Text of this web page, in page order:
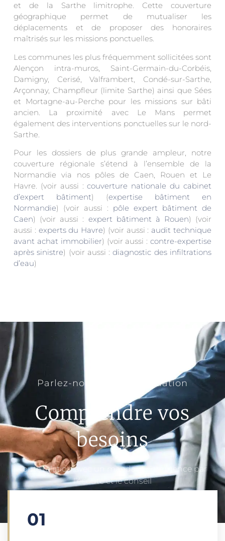
et de la Sarthe limitrophe. Cette couverture
géographique permet de mutualiser les
déplacements et de proposer des honoraires
maîtrisés sur les missions ponctuelles.
Les communes les plus fréquemment sollicitées sont
Alençon intra-muros, Saint-Germain-du-Corbéis,
Damigny, Cerisé, Valframbert, Condé-sur-Sarthe,
Arçonnay, Champfleur (limite Sarthe) ainsi que Sées
et Mortagne-au-Perche pour les missions sur bâti
ancien. La proximité avec Le Mans permet
également des interventions ponctuelles sur le nord-
Sarthe.
Pour les dossiers de plus grande ampleur, notre
couverture régionale s’étend à l’ensemble de la
Normandie via nos pôles de Caen, Rouen et Le
Havre. (voir aussi :couverture nationale du cabinet
d’expert bâtiment) (expertise bâtiment en
Normandie) (voir aussi : pôle expert bâtiment de
Caen) (voir aussi : expert bâtiment à Rouen) (voir
aussi : experts du Havre) (voir aussi : audit technique
avant achat immobilier) (voir aussi :contre-expertise
après sinistre) (voir aussi :diagnostic des infiltrations
d’eau)
Parlez-nous de votre situation
Comprendre vos
besoins
Toute relation avec un mandant commence par
l’écoute et le conseil
01